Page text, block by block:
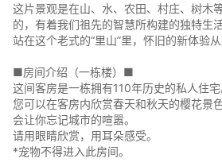
这片景观是在山、水、农田、村庄、树木
的，有着我们祖先的智慧所构建的独特生活
站在这个老式的“里山”里，怀旧的新体验从
■房间介绍（一栋楼）■
这间客房是一栋拥有110年历史的私人住宅
您可以在客房内欣赏春天和秋天的樱花景
会让你忘记城市的喧嚣。
请用眼睛欣赏，用耳朵感受。
*宠物不得进入此房间。